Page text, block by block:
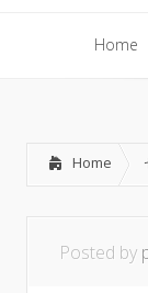
Home
Home
Posted by